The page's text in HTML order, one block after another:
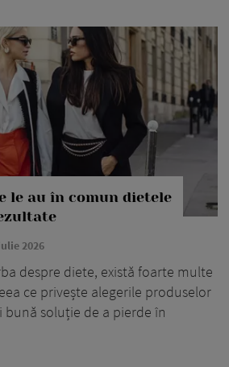
le au în comun dietele
2026
despre diete, există foarte multe
ce privește alegerile produselor
bună soluție de a pierde în